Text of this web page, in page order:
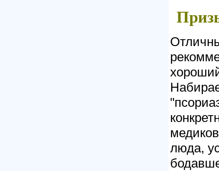
люда,